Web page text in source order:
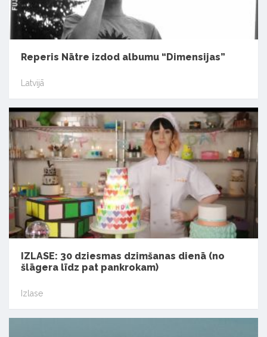
Reperis Nātre izdod albumu “Dimensijas”
Latvijā
IZLASE: 30 dziesmas dzimšanas dienā (no
šlāgera līdz pat pankrokam)
Izlase